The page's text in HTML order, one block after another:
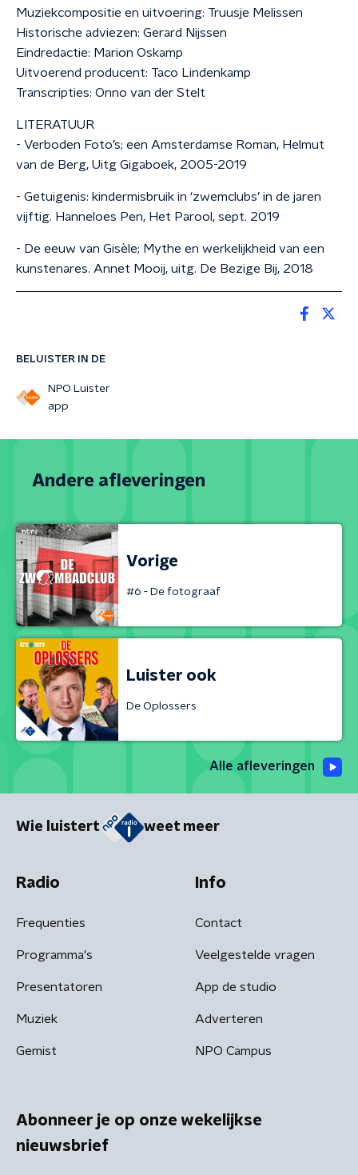
BELUISTER IN DE
NPO Luister
app
Muziekcompositie en uitvoering: Truusje Melissen
Historische adviezen: Gerard Nijssen
Eindredactie: Marion Oskamp
Uitvoerend producent: Taco Lindenkamp
Transcripties: Onno van der Stelt
LITERATUUR
- Verboden Foto’s; een Amsterdamse Roman, Helmut
van de Berg, Uitg Gigaboek, 2005-2019
- Getuigenis: kindermisbruik in ‘zwemclubs’ in de jaren
vijftig. Hanneloes Pen, Het Parool, sept. 2019
- De eeuw van Gisèle; Mythe en werkelijkheid van een
kunstenares. Annet Mooij, uitg. De Bezige Bij, 2018
Andere afleveringen
Vorige
#6 - De fotograaf
Luister ook
De Oplossers
Alle afleveringen
Wie luistert weet meer
Radio
Frequenties
Programma's
Presentatoren
Muziek
Gemist
Info
Contact
Veelgestelde vragen
App de studio
Adverteren
NPO Campus
Abonneer je op onze wekelijkse
nieuwsbrief